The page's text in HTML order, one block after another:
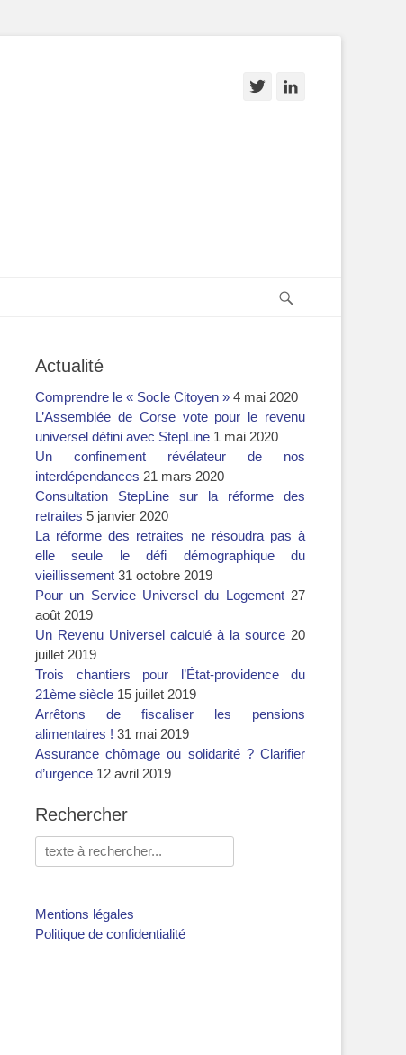
Twitter
Actualité
Comprendre le « Socle Citoyen » 4 mai 2020
L’Assemblée de Corse vote pour le revenu
universel défini avec StepLine 1 mai 2020
Un confinement révélateur de nos
interdépendances 21 mars 2020
Consultation StepLine sur la réforme des
retraites 5 janvier 2020
La réforme des retraites ne résoudra pas à
elle seule le défi démographique du
vieillissement 31 octobre 2019
Pour un Service Universel du Logement 27
août 2019
Un Revenu Universel calculé à la source 20
juillet 2019
Trois chantiers pour l’État-providence du
21ème siècle 15 juillet 2019
Arrêtons de fiscaliser les pensions
alimentaires ! 31 mai 2019
Assurance chômage ou solidarité ? Clarifier
d’urgence 12 avril 2019
Rechercher
Rechercher :
Mentions légales
Politique de confidentialité